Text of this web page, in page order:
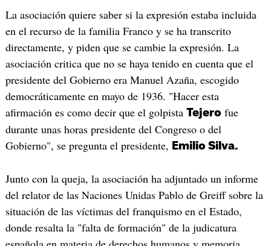
La asociación quiere saber si la expresión estaba incluida
en el recurso de la familia Franco y se ha transcrito
directamente, y piden que se cambie la expresión. La
asociación critica que no se haya tenido en cuenta que el
presidente del Gobierno era Manuel Azaña, escogido
democráticamente en mayo de 1936. "Hacer esta
afirmación es como decir que el golpista Tejero fue
durante unas horas presidente del Congreso o del
Gobierno", se pregunta el presidente, Emilio Silva.
Junto con la queja, la asociación ha adjuntado un informe
del relator de las Naciones Unidas Pablo de Greiff sobre la
situación de las víctimas del franquismo en el Estado,
donde resalta la "falta de formación" de la judicatura